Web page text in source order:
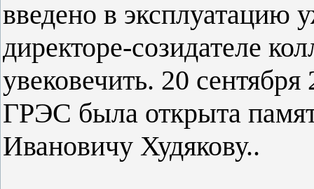
введено в эксплуатацию
директоре-созидателе
увековечить. 20
ГРЭС была открыта
Ивановичу Худякову..